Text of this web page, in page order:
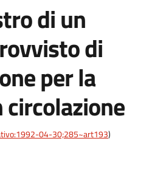
di un
di
per la
04-30;285~art193)